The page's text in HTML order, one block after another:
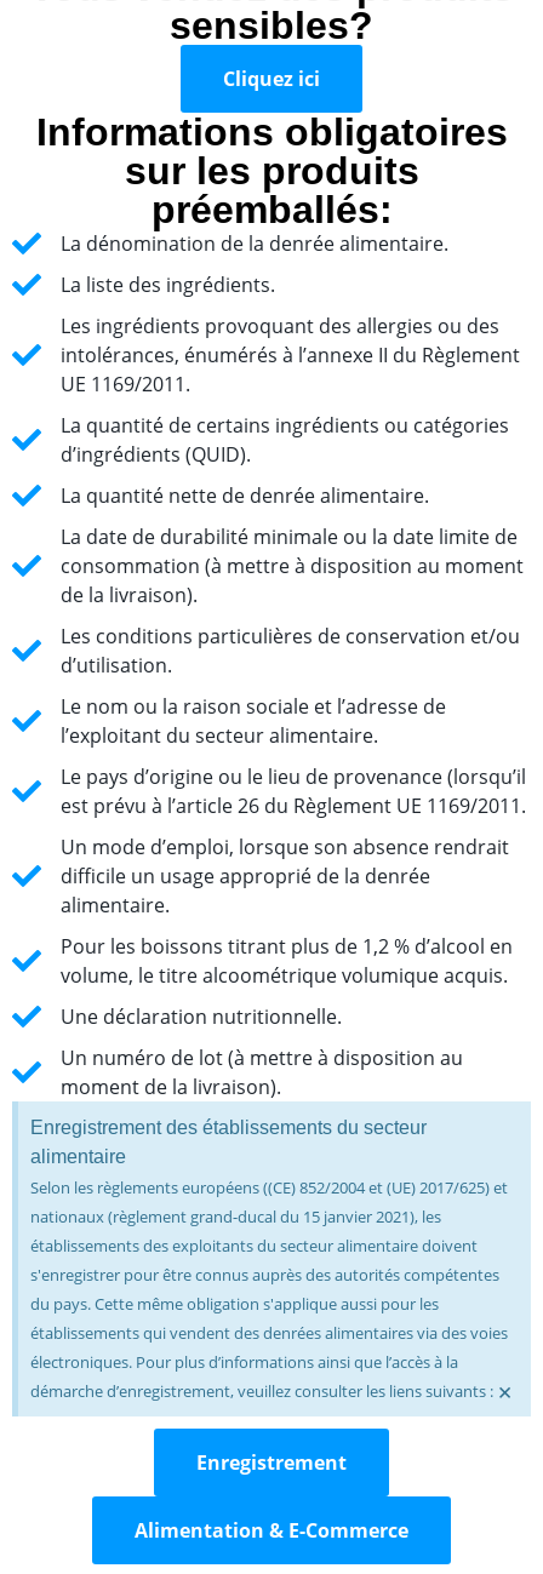
sensibles?
Cliquez ici
Informations obligatoires
sur les produits
préemballés:
La dénomination de la denrée alimentaire.
La liste des ingrédients.
Les ingrédients provoquant des allergies ou des
intolérances, énumérés à l’annexe II du Règlement
UE 1169/2011.
La quantité de certains ingrédients ou catégories
d’ingrédients (QUID).
La quantité nette de denrée alimentaire.
La date de durabilité minimale ou la date limite de
consommation (à mettre à disposition au moment
de la livraison).
Les conditions particulières de conservation et/ou
d’utilisation.
Le nom ou la raison sociale et l’adresse de
l’exploitant du secteur alimentaire.
Le pays d’origine ou le lieu de provenance (lorsqu’il
est prévu à l’article 26 du Règlement UE 1169/2011.
Un mode d’emploi, lorsque son absence rendrait
difficile un usage approprié de la denrée
alimentaire.
Pour les boissons titrant plus de 1,2 % d’alcool en
volume, le titre alcoométrique volumique acquis.
Une déclaration nutritionnelle.
Un numéro de lot (à mettre à disposition au
moment de la livraison).
Enregistrement des établissements du secteur
alimentaire
Selon les règlements européens ((CE) 852/2004 et (UE) 2017/625) et
nationaux (règlement grand-ducal du 15 janvier 2021), les
établissements des exploitants du secteur alimentaire doivent
s'enregistrer pour être connus auprès des autorités compétentes
du pays. Cette même obligation s'applique aussi pour les
établissements qui vendent des denrées alimentaires via des voies
électroniques. Pour plus d’informations ainsi que l’accès à la
démarche d’enregistrement, veuillez consulter les liens suivants : ×
Enregistrement
Alimentation & E-Commerce